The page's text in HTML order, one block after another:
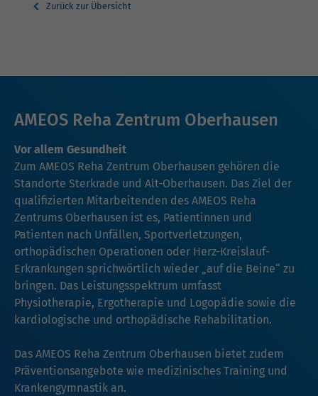
Zurück zur Übersicht
AMEOS Reha Zentrum Oberhausen
Vor allem Gesundheit
Zum AMEOS Reha Zentrum Oberhausen gehören die
Standorte Sterkrade und Alt-Oberhausen. Das Ziel der
qualifizierten Mitarbeitenden des AMEOS Reha
Zentrums Oberhausen ist es, Patientinnen und
Patienten nach Unfällen, Sportverletzungen,
orthopädischen Operationen oder Herz-Kreislauf-
Erkrankungen sprichwörtlich wieder „auf die Beine“ zu
bringen. Das Leistungsspektrum umfasst
Physiotherapie, Ergotherapie und Logopädie sowie die
kardiologische und orthopädische Rehabilitation.
Das AMEOS Reha Zentrum Oberhausen bietet zudem
Präventionsangebote wie medizinisches Training und
Krankengymnastik an.